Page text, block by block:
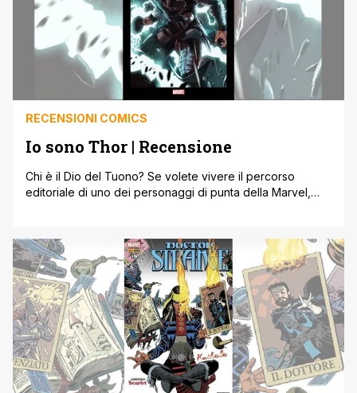
RECENSIONI COMICS
Io sono Thor | Recensione
Chi è il Dio del Tuono? Se volete vivere il percorso
editoriale di uno dei personaggi di punta della Marvel,
realizzate da autori leggendari del fumetto americano!
Thor è da sempre uno degli eroi più popolari della [']